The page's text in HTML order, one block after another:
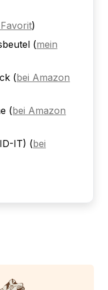
)
(mein
(bei Amazon
(bei Amazon
IT) (bei